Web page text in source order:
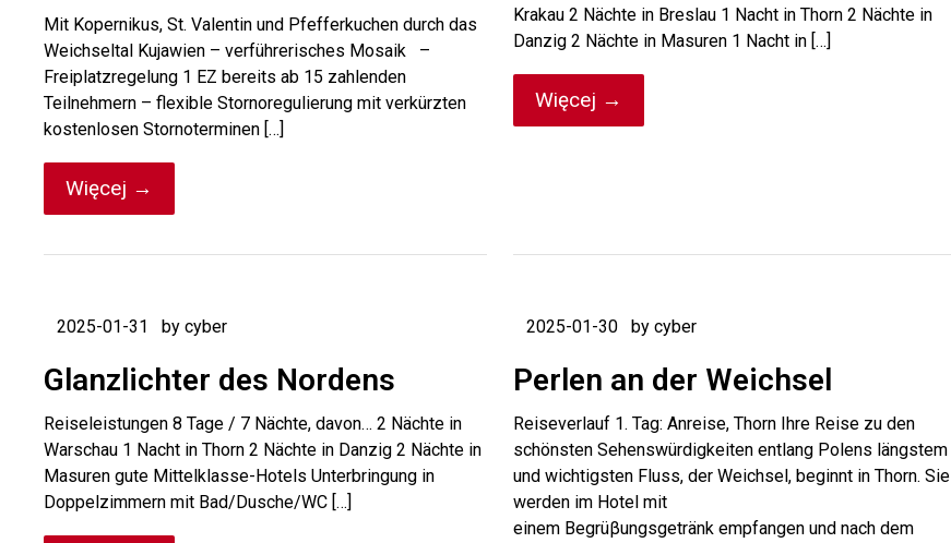
Mit Kopernikus, St. Valentin und Pfefferkuchen durch das
Weichseltal Kujawien – verführerisches Mosaik –
Freiplatzregelung 1 EZ bereits ab 15 zahlenden
Teilnehmern – flexible Stornoregulierung mit verkürzten
kostenlosen Stornoterminen […]
Więcej →
Krakau 2 Nächte in Breslau 1 Nacht in Thorn 2 Nächte in
Danzig 2 Nächte in Masuren 1 Nacht in […]
Więcej →
2025-01-31 by cyber
Glanzlichter des Nordens
Reiseleistungen 8 Tage / 7 Nächte, davon… 2 Nächte in
Warschau 1 Nacht in Thorn 2 Nächte in Danzig 2 Nächte in
Masuren gute Mittelklasse-Hotels Unterbringung in
Doppelzimmern mit Bad/Dusche/WC […]
2025-01-30 by cyber
Perlen an der Weichsel
Reiseverlauf 1. Tag: Anreise, Thorn Ihre Reise zu den
schönsten Sehenswürdigkeiten entlang Polens längstem
und wichtigsten Fluss, der Weichsel, beginnt in Thorn. Sie
werden im Hotel mit
einem Begrüβungsgetränk empfangen und nach dem